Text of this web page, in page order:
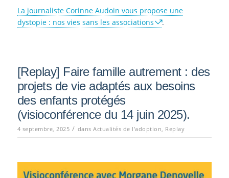
La journaliste Corinne Audoin vous propose une
dystopie : nos vies sans les associations
.
[Replay] Faire famille autrement : des
projets de vie adaptés aux besoins
des enfants protégés
(visioconférence du 14 juin 2025).
4 septembre, 2025 / dansActualités de l'adoption Replay